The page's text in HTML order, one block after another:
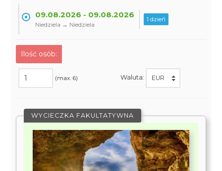
09.08.2026 - 09.08.2026
Niedziela → Niedziela
1 dzień
Ilość osób:
(max. 6) Waluta:
WYCIECZKA FAKULTATYWNA